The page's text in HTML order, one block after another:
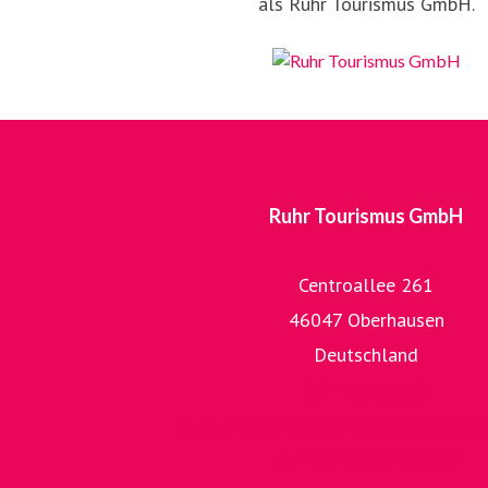
Ruhr Tourismus GmbH
Centroallee 261
46047 Oberhausen
Deutschland